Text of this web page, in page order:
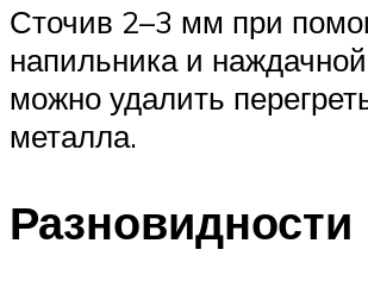
Сточив 2–3 мм при
напильника и
можно удалить
металла.
Разновидности